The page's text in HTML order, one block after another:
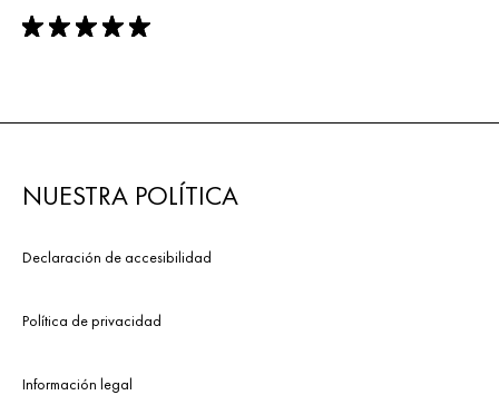
rating: 5 out of 5
NUESTRA POLÍTICA
Declaración de accesibilidad
Política de privacidad
Información legal